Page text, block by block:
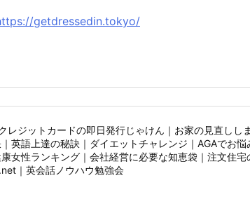
getdressedin.tokyo/
レジットカードの即日発行じゃけん ｜ お家の見直しし
｜ 英語上達の秘訣 ｜ ダイエットチャレンジ ｜ AGAでお悩
女性ランキング ｜ 会社経営に必要な知恵袋 ｜ 注文住宅
｜ 英会話ノウハウ勉強会